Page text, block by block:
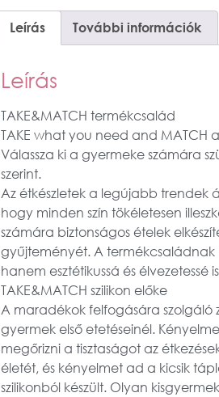
Leírás További információk
Leírás
TAKE&MATCH termékcsalád
TAKE what you need and MATCH
Válassza ki a gyermeke számára
szerint.
Az étkészletek a legújabb trendek
hogy minden szín tökéletesen
számára biztonságos ételek
gyűjteményét. A
hanem esztétikussá és élvezetessé
TAKE&MATCH szilikon előke
A maradékok felfogására szolgáló
gyermek első etetéseinél.
megőrizni a tisztaságot az
életét, és kényelmet ad a kicsik
szilikonból készült. Olyan